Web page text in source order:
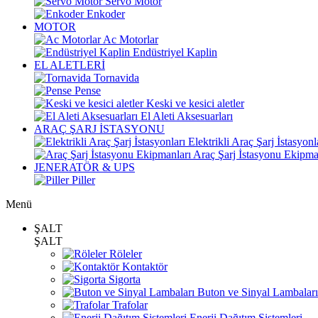
Enkoder
MOTOR
Ac Motorlar
Endüstriyel Kaplin
EL ALETLERİ
Tornavida
Pense
Keski ve kesici aletler
El Aleti Aksesuarları
ARAÇ ŞARJ İSTASYONU
Elektrikli Araç Şarj
Araç Şarj İstasyonu
JENERATÖR & UPS
Piller
Menü
ŞALT
ŞALT
Röleler
Kontaktör
Sigorta
Buton ve Sinyal Lambaları
Trafolar